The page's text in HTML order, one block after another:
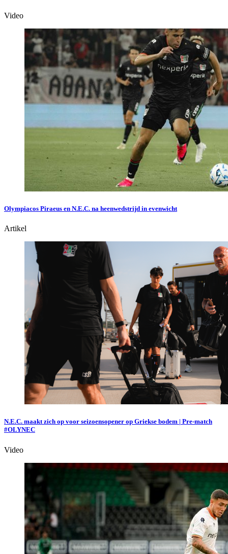
Video
Olympiacos Piraeus en N.E.C. na heenwedstrijd in evenwicht
Artikel
N.E.C. maakt zich op voor seizoensopener op Griekse bodem | Pre-match
#OLYNEC
Video